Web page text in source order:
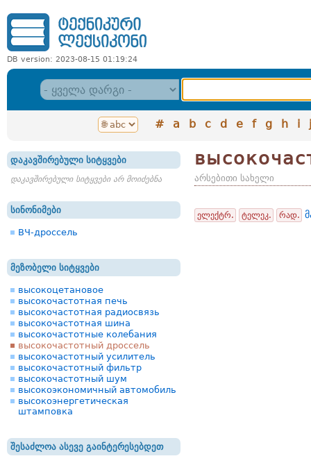
DB version: 2023-08-15 01:19:24
# a b c d e f g h i j
დაკავშირებული სიტყვები
დაკავშირებული სიტყვები არ მოიძებნა
სინონიმები
ВЧ-дроссель
მეზობელი სიტყვები
высокоцетановое
высокочастотная печь
высокочастотная радиосвязь
высокочастотная шина
высокочастотные колебания
высокочастотный дроссель
высокочастотный усилитель
высокочастотный фильтр
высокочастотный шум
высокоэкономичный автомобиль
высокоэнергетическая
штамповка
შესაძლოა ასევე გაინტერესებდეთ
არსებითი სახელი
ელექტრ. ტელეკ. რად.